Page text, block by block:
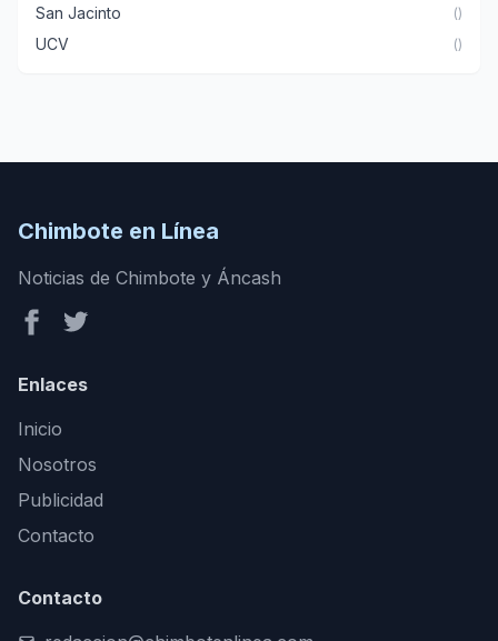
San Jacinto ()
UCV ()
Chimbote en Línea
Noticias de Chimbote y Áncash
Enlaces
Inicio
Nosotros
Publicidad
Contacto
Contacto